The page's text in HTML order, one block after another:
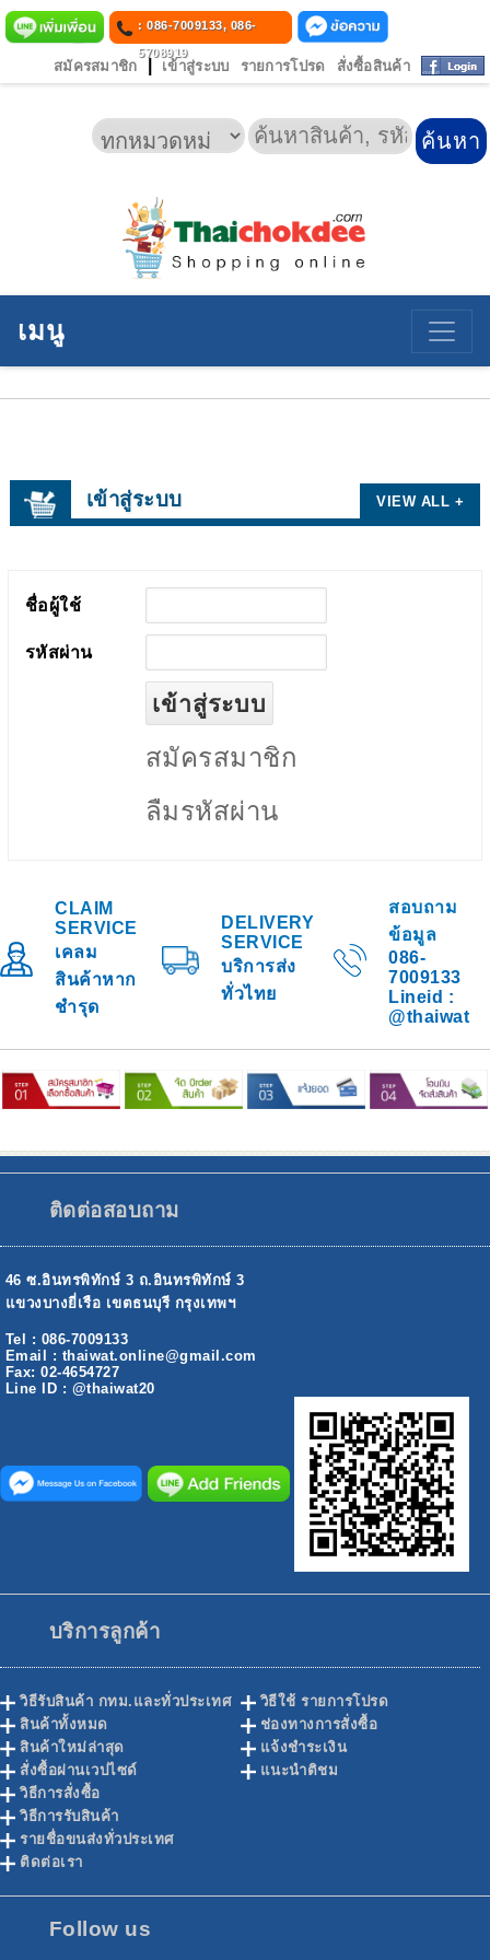
: 086-7009133, 086-
5708919
สมัครสมาชิก เข้าสู่ระบบ รายการโปรด สั่งซื้อสินค้า
เมนู
เข้าสู่ระบบ VIEW ALL +
ชื่อผู้ใช้
รหัสผ่าน
สมัครสมาชิก
ลืมรหัสผ่าน
CLAIM
SERVICE
เคลม
สินค้าหาก
ชำรุด
DELIVERY
SERVICE
บริการส่ง
ทั่วไทย
สอบถาม
ข้อมูล
086-
7009133
Lineid :
@thaiwat
ติดต่อสอบถาม
46 ซ.อินทรพิทักษ์ 3 ถ.อินทรพิทักษ์ 3
แขวงบางยี่เรือ เขตธนบุรี กรุงเทพฯ
Tel : 086-7009133
Email : thaiwat.online@gmail.com
Fax: 02-4654727
Line ID : @thaiwat20
บริการลูกค้า
วิธีรับสินค้า กทม.และทั่วประเทศ
สินค้าทั้งหมด
สินค้าใหม่ล่าสุด
สั่งซื้อผ่านเวปไซด์
วิธีการสั่งซื้อ
วิธีการรับสินค้า
รายชื่อขนส่งทั่วประเทศ
ติดต่อเรา
วิธีใช้ รายการโปรด
ช่องทางการสั่งซื้อ
แจ้งชำระเงิน
แนะนำติชม
Follow us